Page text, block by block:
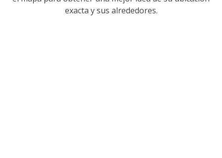
exacta y sus alrededores.